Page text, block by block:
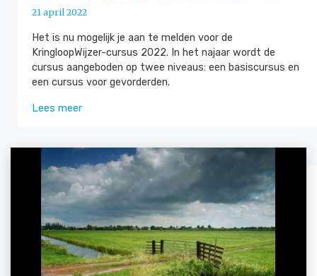
21 april 2022
Het is nu mogelijk je aan te melden voor de
KringloopWijzer-cursus 2022. In het najaar wordt de
cursus aangeboden op twee niveaus: een basiscursus en
een cursus voor gevorderden.
Lees meer